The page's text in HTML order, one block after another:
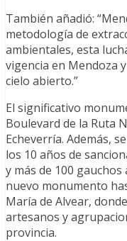
También añadió:
metodología de
ambientales, esta
vigencia en Mendoza
cielo abierto.”
El significativo
Boulevard de la Ruta
Echeverría. Además,
los 10 años de
y más de 100
nuevo monumento
María de Alvear,
artesanos y
provincia.